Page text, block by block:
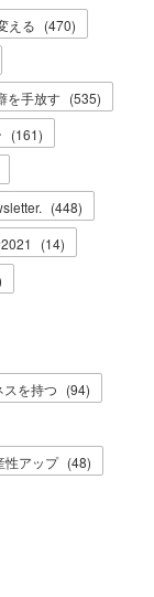
える (470)
を手放す (535)
(161)
(448)
(14)
スを持つ (94)
性アップ (48)